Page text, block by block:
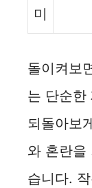
미
돌이켜보
는 단순한
되돌아보
와 혼란을
습니다.